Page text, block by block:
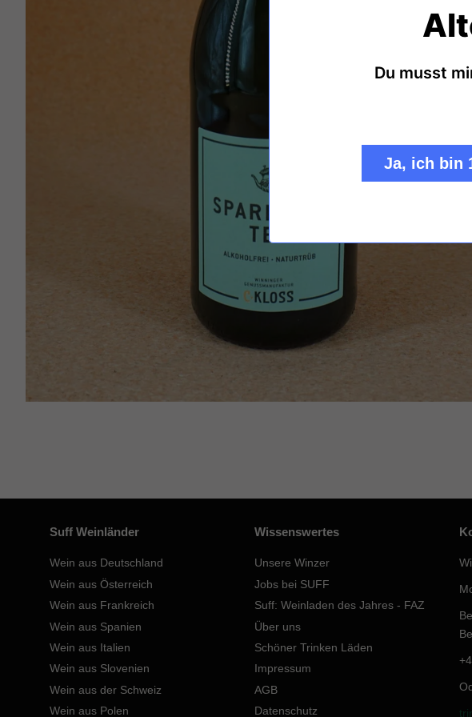
Suff Weinländer
Wein aus Deutschland
Wein aus Österreich
Wein aus Frankreich
Wein aus Spanien
Wein aus Italien
Wein aus Slovenien
Wein aus der Schweiz
Wein aus Polen
Wissenswertes
Unsere Winzer
Jobs bei SUFF
Suff: Weinladen des Jahres - FAZ
Über uns
Schöner Trinken Läden
Impressum
AGB
Datenschutz
Du musst
Ja, ich bin